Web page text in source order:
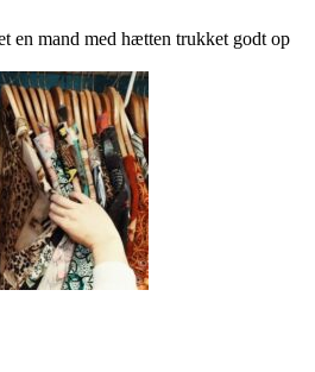
en mand med hætten trukket godt op